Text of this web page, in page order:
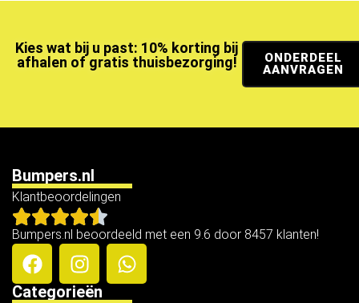
Kies wat bij u past: 10% korting bij
afhalen of gratis thuisbezorging!
ONDERDEEL
AANVRAGEN
Bumpers.nl
Klantbeoordelingen
Bumpers.nl beoordeeld met een 9.6 door 8457 klanten!
Categorieën